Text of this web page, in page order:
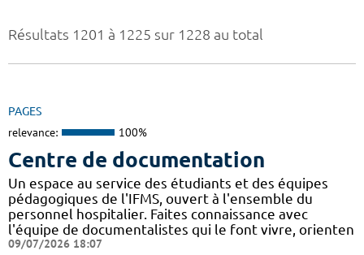
Résultats 1201 à 1225 sur 1228 au total
PAGES
relevance: 100%
Centre de documentation
Un espace au service des étudiants et des équipes
pédagogiques de l'IFMS, ouvert à l'ensemble du
personnel hospitalier. Faites connaissance avec
l'équipe de documentalistes qui le font vivre, orienten
09/07/2026 18:07